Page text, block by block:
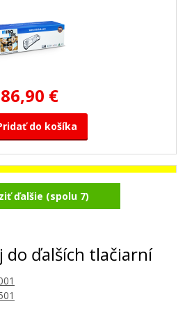
86,90 €
do košíka
841425 (Žltý)
ďalšie (spolu 7)
do ďalších tlačiarní